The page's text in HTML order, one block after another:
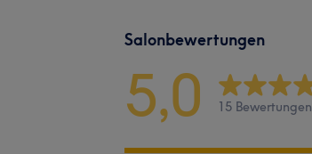
Salonbewertungen
5,0 15 Bewertungen